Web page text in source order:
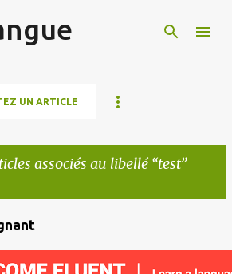
UN ARTICLE
associés au libellé test